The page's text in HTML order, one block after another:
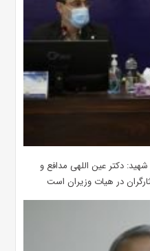
دکتر عین اللهی مدافع و
در هیات وزیران است